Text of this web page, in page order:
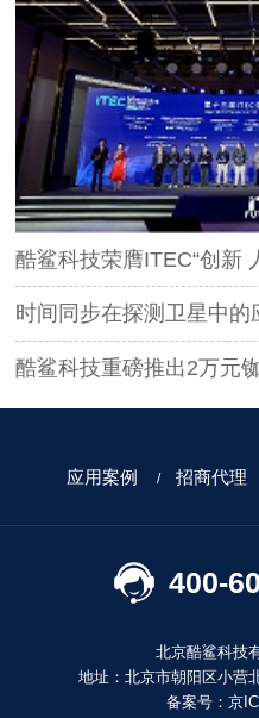
酷鲨科技荣膺ITEC“创新 人才奖” 以人
时间同步在探测卫星中的
酷鲨科技重磅推出2万元
应用案例 招商代理
400-
北京酷鲨科技
地址：北京市朝阳区小营
备案号： 京